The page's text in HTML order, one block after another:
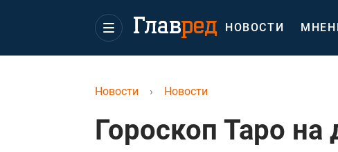
НОВОСТИ
Новости › Новости
Гороскоп Таро на